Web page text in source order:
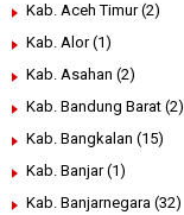
Kab. Aceh Timur (2)
Kab. Alor (1)
Kab. Asahan (2)
Kab. Bandung Barat (2)
Kab. Bangkalan (15)
Kab. Banjar (1)
Kab. Banjarnegara (32)